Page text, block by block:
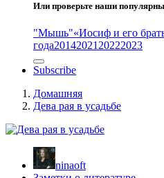
Или проверьте наши
"Мышь"«Иосиф и его
года2014202120222023
Subscribe
Домашняя
Дева рая в усадьбе
ninaoft